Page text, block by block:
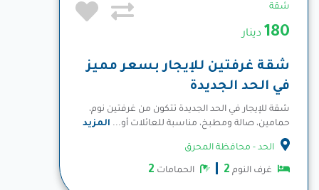
شقة
180 دينار
شقة غرفتين للإيجار بسعر مميز
في الحد الجديدة
شقة للإيجار في الحد الجديدة تتكون من غرفتين نوم،
حمامين، صالة ومطبخ، مناسبة للعائلات أو... المزيد
الحد - محافظة المحرق
غرف النوم 2 الحمامات 2